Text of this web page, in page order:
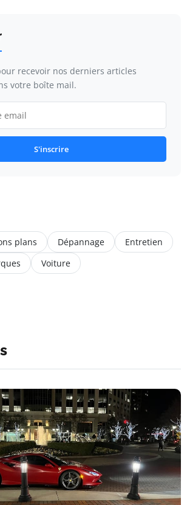
recevoir nos derniers articles
votre boîte mail.
S'inscrire
plans Dépannage
Entretien
Voiture